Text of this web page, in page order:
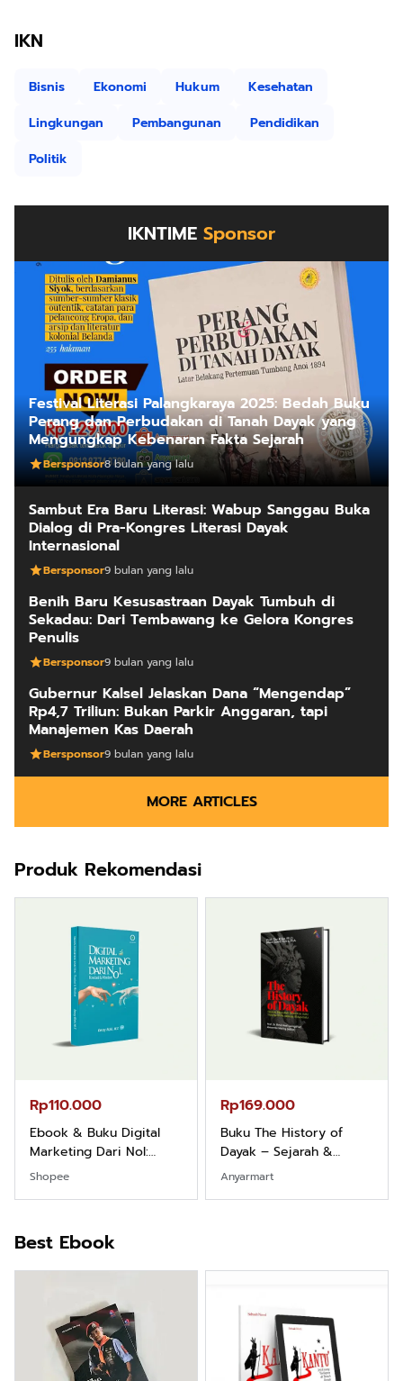
IKN
Bisnis Ekonomi Hukum
Kesehatan
Lingkungan
Pembangunan
Pendidikan
Politik
IKNTIME Sponsor
Festival Literasi Palangkaraya 2025: Bedah Buku
Perang dan Perbudakan di Tanah Dayak yang
Mengungkap Kebenaran Fakta Sejarah
Bersponsor8 bulan yang lalu
Sambut Era Baru Literasi: Wabup Sanggau Buka
Dialog di Pra-Kongres Literasi Dayak
Internasional
Bersponsor9 bulan yang lalu
Benih Baru Kesusastraan Dayak Tumbuh di
Sekadau: Dari Tembawang ke Gelora Kongres
Penulis
Bersponsor9 bulan yang lalu
Gubernur Kalsel Jelaskan Dana “Mengendap”
Rp4,7 Triliun: Bukan Parkir Anggaran, tapi
Manajemen Kas Daerah
Bersponsor9 bulan yang lalu
MORE ARTICLES
Produk Rekomendasi
Rp110.000
Ebook & Buku Digital
Marketing Dari Nol:
Fondasi & Mindset untuk
Pemula
Shopee
Rp169.000
Buku The History of
Dayak – Sejarah &
Identitas Borneo Asli
Anyarmart
Best Ebook